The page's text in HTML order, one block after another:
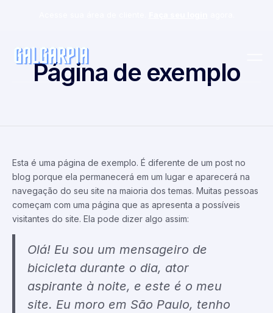
Página de exemplo
Esta é uma página de exemplo. É diferente de um post no
blog porque ela permanecerá em um lugar e aparecerá na
navegação do seu site na maioria dos temas. Muitas pessoas
começam com uma página que as apresenta a possíveis
visitantes do site. Ela pode dizer algo assim:
Olá! Eu sou um mensageiro de
bicicleta durante o dia, ator
aspirante à noite, e este é o meu
site. Eu moro em São Paulo, tenho